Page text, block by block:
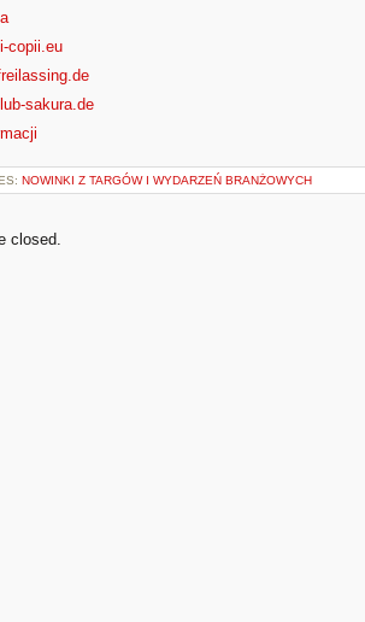
copii.eu
sakura.de
NOWINKI Z TARGÓW I WYDARZEŃ BRANŻOWYCH
closed.